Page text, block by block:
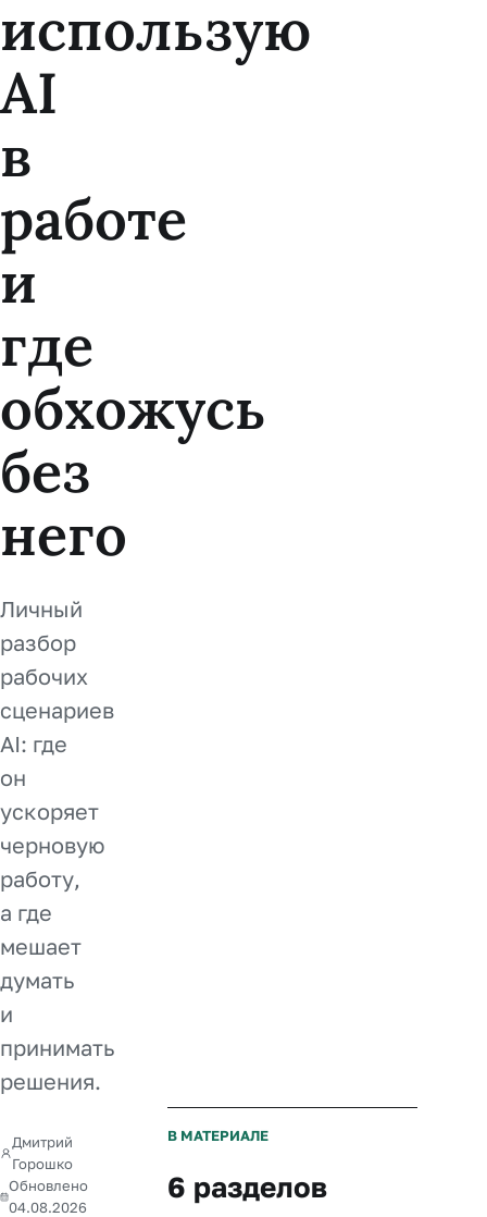
использую
AI
в
работе
и
где
обхожусь
без
него
Личный
разбор
рабочих
сценариев
AI: где
он
ускоряет
черновую
работу,
а где
мешает
думать
и
принимать
решения.
Дмитрий
Горошко
Обновлено
04.08.2026
В МАТЕРИАЛЕ
6 разделов